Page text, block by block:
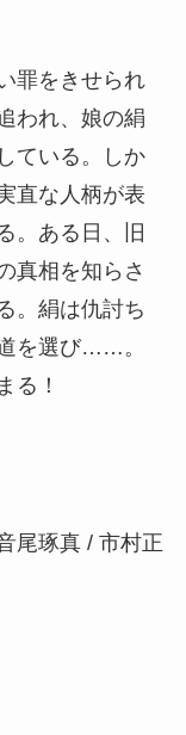
罪をきせられ
われ、娘の絹
ている。しか
直な人柄が表
。ある日、旧
真相を知らさ
。絹は仇討ち
を選び……。
る！
琢真 / 市村正